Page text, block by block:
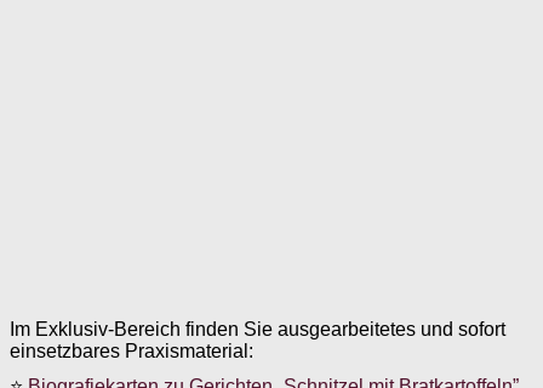
Im Exklusiv-Bereich finden Sie ausgearbeitetes und sofort
einsetzbares Praxismaterial: